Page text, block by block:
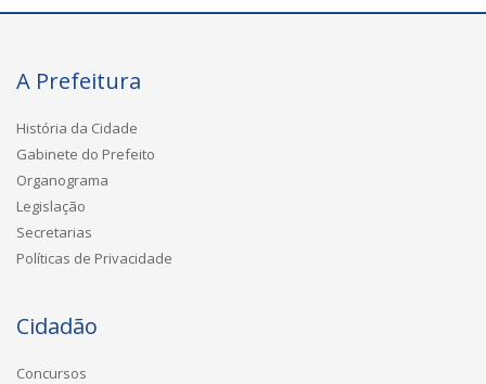
A Prefeitura
História da Cidade
Gabinete do Prefeito
Organograma
Legislação
Secretarias
Políticas de Privacidade
Cidadão
Concursos